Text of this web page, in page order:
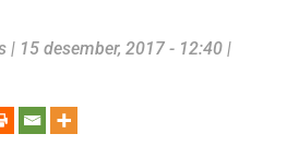
| 15 desember, 2017 - 12:40 |